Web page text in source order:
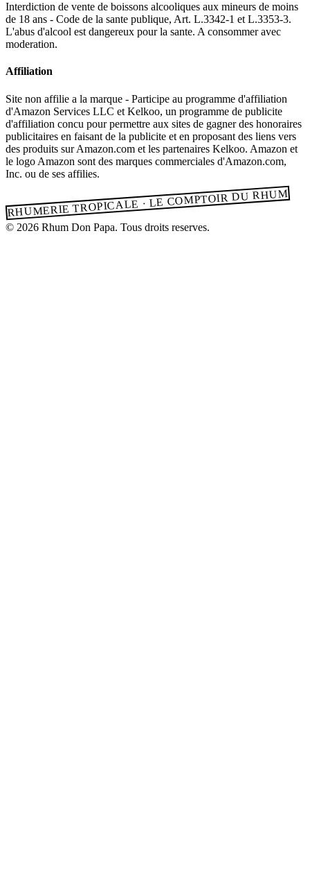
Interdiction de vente de boissons alcooliques aux mineurs de moins
de 18 ans - Code de la sante publique, Art. L.3342-1 et L.3353-3.
L'abus d'alcool est dangereux pour la sante. A consommer avec
moderation.
Affiliation
Site non affilie a la marque - Participe au programme d'affiliation
d'Amazon Services LLC et Kelkoo, un programme de publicite
d'affiliation concu pour permettre aux sites de gagner des honoraires
publicitaires en faisant de la publicite et en proposant des liens vers
des produits sur Amazon.com et les partenaires Kelkoo. Amazon et
le logo Amazon sont des marques commerciales d'Amazon.com,
Inc. ou de ses affilies.
RHUMERIE TROPICALE · LE COMPTOIR DU RHUM
© 2026 Rhum Don Papa. Tous droits reserves.